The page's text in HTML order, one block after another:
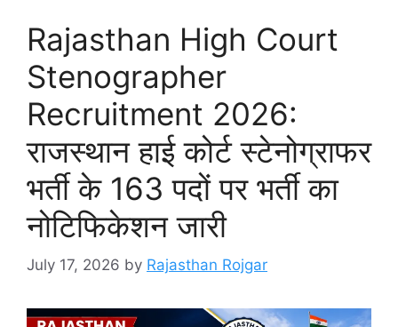
Rajasthan High Court
Stenographer
Recruitment 2026:
राजस्थान हाई कोर्ट स्टेनोग्राफर
भर्ती के 163 पदों पर भर्ती का
नोटिफिकेशन जारी
July 17, 2026 by Rajasthan Rojgar